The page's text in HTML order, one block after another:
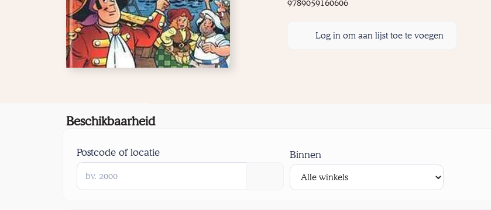
9789059160606
Log in om aan lijst toe te voegen
Beschikbaarheid
Postcode of locatie Binnen